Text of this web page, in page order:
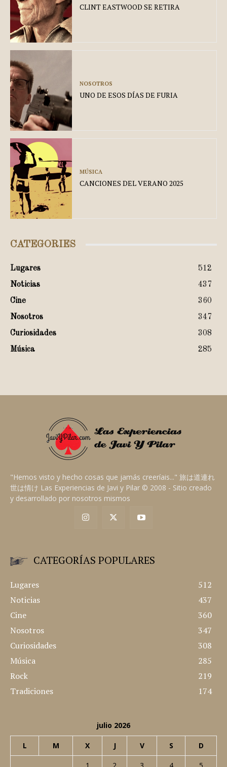
CLINT EASTWOOD SE RETIRA
NOSOTROS
UNO DE ESOS DÍAS DE FURIA
MÚSICA
CANCIONES DEL VERANO 2025
CATEGORIES
Lugares
512
Noticias
437
Cine
360
Nosotros
347
Curiosidades
308
Música
285
"Hemos visto y hecho cosas que jamás creeríais..." 旅は道連れ
世は情け Las Experiencias de Javi y Pilar © 2008 - Sitio creado
y desarrollado por nosotros mismos
CATEGORÍAS POPULARES
Lugares
512
Noticias
437
Cine
360
Nosotros
347
Curiosidades
308
Música
285
Rock
219
Tradiciones
174
julio 2026
L M X J V S D